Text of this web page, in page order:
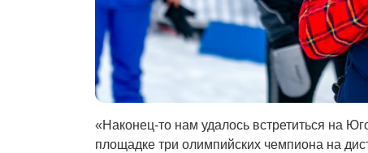
«Наконец-то нам удалось встретиться на
площадке три олимпийских чемпиона на